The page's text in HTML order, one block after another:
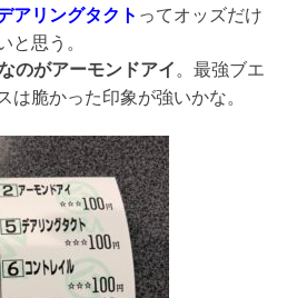
アリングタクト ってオッズだけ
と思う。
のがアーモンドアイ 。最強ブエ
は脆かった印象が強いかな。